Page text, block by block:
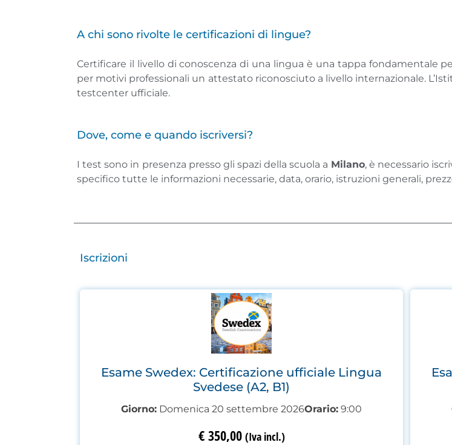
A chi sono rivolte le certificazioni di lingue?
Certificare il livello di conoscenza di una lingua è una tappa fondamentale
per motivi professionali un attestato riconosciuto a livello internazionale.
testcenter ufficiale.
Dove, come e quando iscriversi?
I test sono in presenza presso gli spazi della scuola a Milano, è necessario
specifico tutte le informazioni necessarie, data, orario, istruzioni generali,
Iscrizioni
Esame Swedex: Certificazione ufficiale Lingua
Svedese (A2, B1)
Giorno: Domenica 20 settembre 2026Orario: 9:00
€350,00 (Iva incl.)